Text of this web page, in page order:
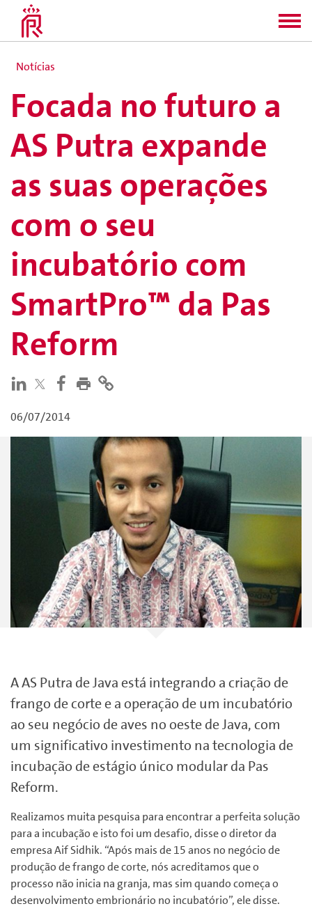
Notícias
Focada no futuro a
AS Putra expande
as suas operações
com o seu
incubatório com
SmartPro™ da Pas
Reform
06/07/2014
A AS Putra de Java está integrando a criação de
frango de corte e a operação de um incubatório
ao seu negócio de aves no oeste de Java, com
um significativo investimento na tecnologia de
incubação de estágio único modular da Pas
Reform.
Realizamos muita pesquisa para encontrar a perfeita solução
para a incubação e isto foi um desafio, disse o diretor da
empresa Aif Sidhik. “Após mais de 15 anos no negócio de
produção de frango de corte, nós acreditamos que o
processo não inicia na granja, mas sim quando começa o
desenvolvimento embrionário no incubatório”, ele disse.